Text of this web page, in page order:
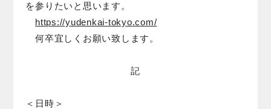
を参りたいと思います。
https://yudenkai-tokyo.com/
何卒宜しくお願い致します。
記
＜日時＞